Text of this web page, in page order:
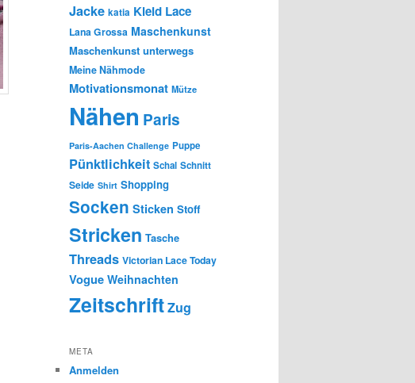
Jacke katia Kleid Lace
Lana Grossa Maschenkunst
Maschenkunst unterwegs
Meine Nähmode
Motivationsmonat Mütze
Nähen Paris
Paris-Aachen Challenge Puppe
Pünktlichkeit Schal Schnitt
Seide Shirt Shopping
Socken Sticken Stoff
Stricken Tasche
Threads Victorian Lace Today
Vogue Weihnachten
ZeitschriftZug
META
Anmelden